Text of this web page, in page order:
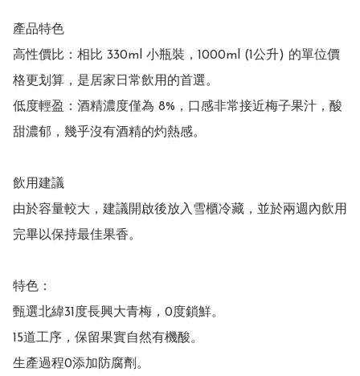
產品特色
高性價比：相比 330ml 小瓶裝，1000ml (1公升) 的單位價
格更划算，是居家日常飲用的首選。
低度輕盈：酒精濃度僅為 8%，口感非常接近梅子果汁，酸
甜濃郁，幾乎沒有酒精的灼熱感。
飲用建議
由於容量較大，建議開啟後放入雪櫃冷藏，並於兩週內飲用
完畢以保持最佳果香。
特色：
甄選北緯31度長興大青梅，0度鎖鮮。
15道工序，保留果實自然有機酸。
生產過程0添加防腐劑。